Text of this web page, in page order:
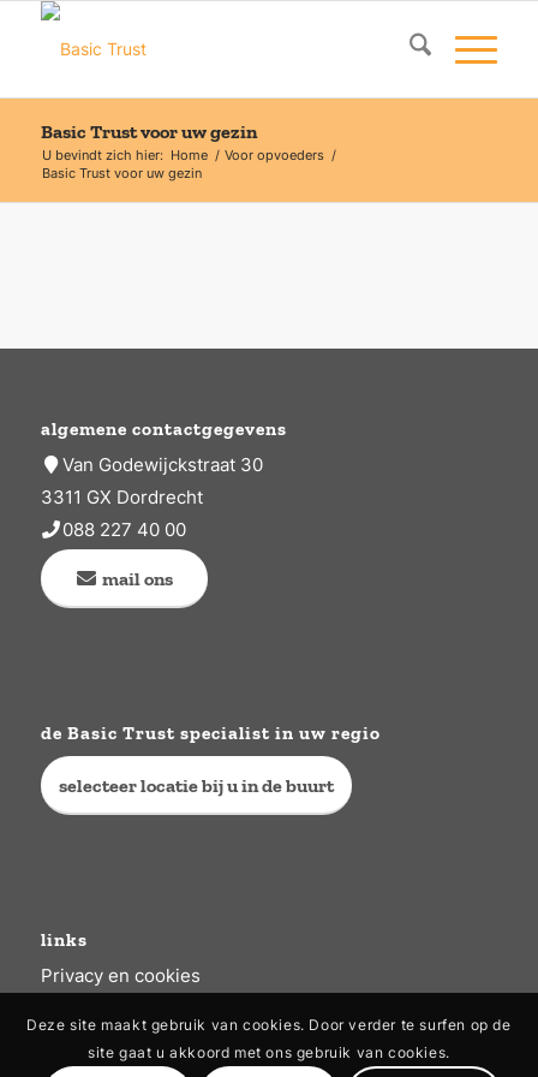
Basic Trust voor uw gezin
U bevindt zich hier: Home / Voor opvoeders /
Basic Trust voor uw gezin
algemene contactgegevens
Van Godewijckstraat 30
3311 GX Dordrecht
088 227 40 00
mail ons
de Basic Trust specialist in uw regio
selecteer locatie bij u in de buurt
links
Privacy en cookies
Deze site maakt gebruik van cookies. Door verder te surfen op de
site gaat u akkoord met ons gebruik van cookies.